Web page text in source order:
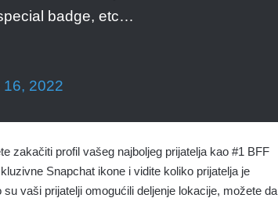
badge, etc…
16, 2022
zakačiti profil vašeg najboljeg prijatelja kao #1 BFF
Snapchat ikone i vidite koliko prijatelja je
vaši prijatelji omogućili deljenje lokacije, možete da